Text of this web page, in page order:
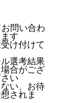
問い合わ
す
け付けて
選考結果
合がござ
い
い、お待
されま